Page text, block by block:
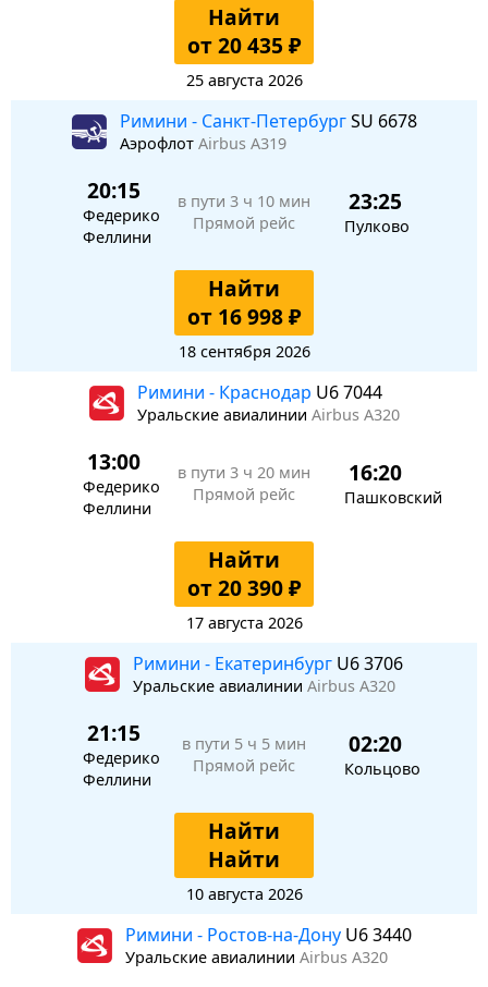
Найти
от 20 435 ₽
25 августа 2026
Римини - Санкт-ПетербургSU 6678
Аэрофлот Airbus A319
20:15
Федерико
Феллини
в пути 3 ч 10 мин
Прямой рейс
23:25
Пулково
Найти
от 16 998 ₽
18 сентября 2026
Римини - Краснодар U6 7044
Уральские авиалинии Airbus A320
13:00
Федерико
Феллини
в пути 3 ч 20 мин
Прямой рейс
16:20
Пашковский
Найти
от 20 390 ₽
17 августа 2026
Римини - Екатеринбург U6 3706
Уральские авиалинии Airbus A320
21:15
Федерико
Феллини
в пути 5 ч 5 мин
Прямой рейс
02:20
Кольцово
Найти
Найти
10 августа 2026
Римини - Ростов-на-Дону U6 3440
Уральские авиалинии Airbus A320